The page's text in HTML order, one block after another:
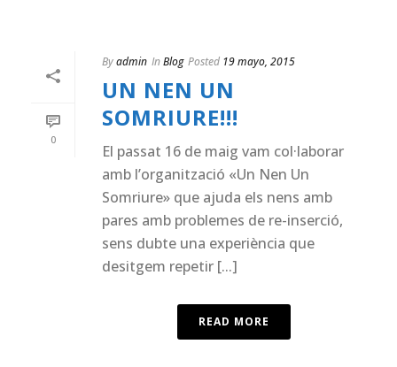
0
Byadmin InBlog Posted 19 mayo, 2015
UN NEN UN
SOMRIURE!!!
El passat 16 de maig vam col·laborar
amb l’organització «Un Nen Un
Somriure» que ajuda els nens amb
pares amb problemes de re-inserció,
sens dubte una experiència que
desitgem repetir [...]
READ MORE